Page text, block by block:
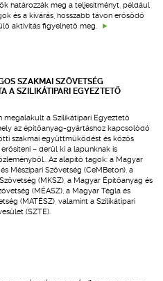
határozzák meg a teljesítményt, például
és a kivárás, hosszabb távon erősödő
aktivitás figyelhető meg.
SZAKMAI SZÖVETSÉG
A SZILIKÁTIPARI EGYEZTETŐ
megalakult a Szilikátipari Egyeztető
az építőanyag-gyártáshoz kapcsolódó
szakmai együttműködést és közös
– derül ki a lapunknak is
Az alapító tagok: a Magyar
Mészipari Szövetség (CeMBeton), a
(MKSZ), a Magyar Építőanyag és
(MÉASZ), a Magyar Tégla és
(MATÉSZ), valamint a Szilikátipari
(SZTE).